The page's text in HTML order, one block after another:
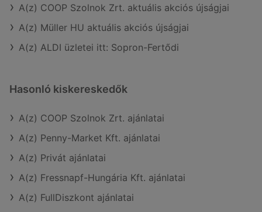
A(z) COOP Szolnok Zrt. aktuális akciós újságjai
A(z) Müller HU aktuális akciós újságjai
A(z) ALDI üzletei itt: Sopron-Fertődi
Hasonló kiskereskedők
A(z) COOP Szolnok Zrt. ajánlatai
A(z) Penny-Market Kft. ajánlatai
A(z) Privát ajánlatai
A(z) Fressnapf-Hungária Kft. ajánlatai
A(z) FullDiszkont ajánlatai